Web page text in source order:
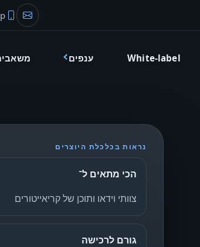
דוא"ל
White-label ענפים
נראות בכלכלת היוצרים
הכי מתאים ל־
צוותי וידאו ותוכן של קריאייטורים
גורם לרכישה